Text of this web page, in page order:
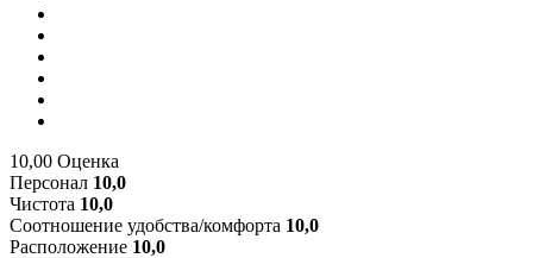
10,00 Оценка
Персонал 10,0
Чистота 10,0
Соотношение удобства/комфорта 10,0
Расположение 10,0